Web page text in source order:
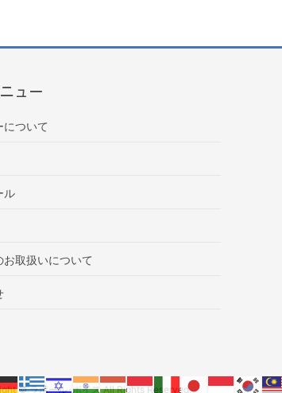
ュー
について
ル
お取扱いについて
© ラポール･ボイス All Rights Reserved.